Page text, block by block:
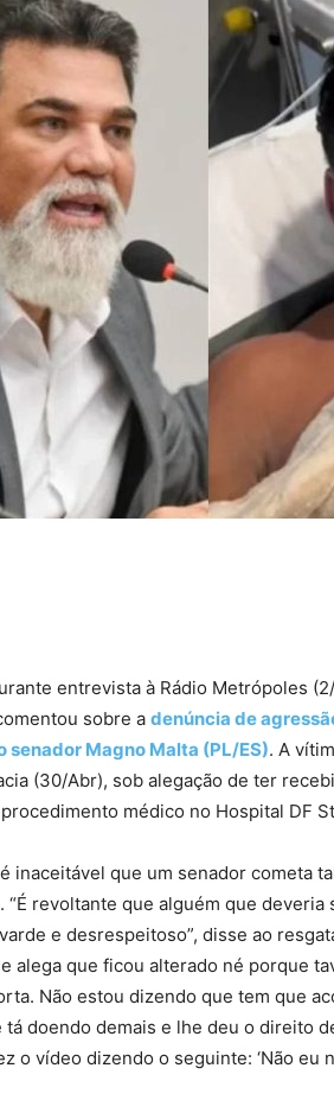
entrevista à Rádio Metrópoles
sobre a denúncia de
senador Magno Malta (PL/ES). A
(30/Abr), sob alegação de ter
médico no Hospital DF
inaceitável que um senador cometa
revoltante que alguém que deveria
e desrespeitoso”, disse ao
alega que ficou alterado né porque
Não estou dizendo que tem que
tá doendo demais e lhe deu o direito
o vídeo dizendo o seguinte: ‘Não eu